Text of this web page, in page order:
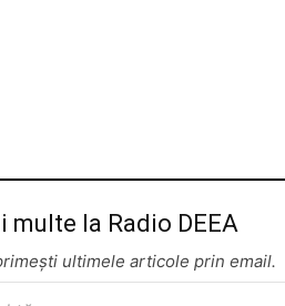
multe la Radio DEEA
ultimele articole prin email.